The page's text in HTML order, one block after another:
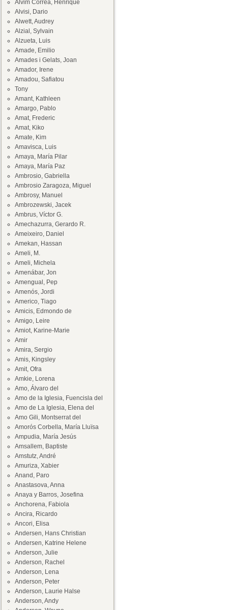
Alvim Corrêa, Henrique
Alvisi, Dario
Alwett, Audrey
Alzial, Sylvain
Alzueta, Luis
Amade, Emilio
Amades i Gelats, Joan
Amador, Irene
Amadou, Safiatou
Tony
Amant, Kathleen
Amargo, Pablo
Amat, Frederic
Amat, Kiko
Amate, Kim
Amavisca, Luis
Amaya, María Pilar
Amaya, María Paz
Ambrosio, Gabriella
Ambrosio Zaragoza, Miguel
Ambrosy, Manuel
Ambrozewski, Jacek
Ambrus, Víctor G.
Amechazurra, Gerardo R.
Ameixeiro, Daniel
Amekan, Hassan
Ameli, M.
Ameli, Michela
Amenábar, Jon
Amengual, Pep
Amenós, Jordi
Americo, Tiago
Amicis, Edmondo de
Amigo, Leire
Amiot, Karine-Marie
Amir
Amira, Sergio
Amis, Kingsley
Amit, Ofra
Amkie, Lorena
Amo, Álvaro del
Amo de la Iglesia, Fuencisla del
Amo de La Iglesia, Elena del
Amo Gili, Montserrat del
Amorós Corbella, María Lluïsa
Ampudia, María Jesús
Amsallem, Baptiste
Amstutz, André
Amuriza, Xabier
Anand, Paro
Anastasova, Anna
Anaya y Barros, Josefina
Anchorena, Fabiola
Ancira, Ricardo
Ancori, Elisa
Andersen, Hans Christian
Andersen, Katrine Helene
Anderson, Julie
Anderson, Rachel
Anderson, Lena
Anderson, Peter
Anderson, Laurie Halse
Anderson, Andy